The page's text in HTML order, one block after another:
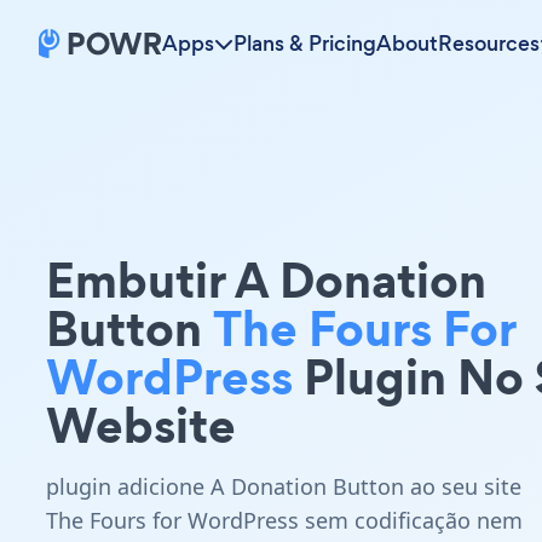
Apps Plans & PricingAboutResources
Embutir A Donation
ButtonThe Fours For
WordPress Plugin No
Website
plugin adicione A Donation Button ao seu site
The Fours for WordPress sem codificação nem